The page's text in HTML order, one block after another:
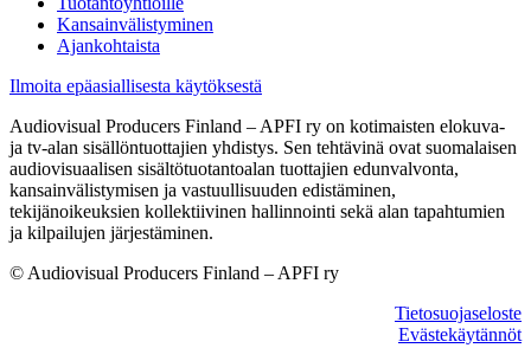
Kansainvälistyminen
Ajankohtaista
Ilmoita epäasiallisesta käytöksestä
Audiovisual Producers Finland – APFI ry on kotimaisten elokuva-
ja tv-alan sisällöntuottajien yhdistys. Sen tehtävinä ovat suomalaisen
audiovisuaalisen sisältötuotantoalan tuottajien edunvalvonta,
kansainvälistymisen ja vastuullisuuden edistäminen,
tekijänoikeuksien kollektiivinen hallinnointi sekä alan tapahtumien
ja kilpailujen järjestäminen.
© Audiovisual Producers Finland – APFI ry
Tietosuojaseloste
Evästekäytännöt